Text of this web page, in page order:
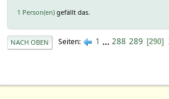
1 Person(en) gefällt das.
NACH OBEN Seiten 1 ... 288 289 290